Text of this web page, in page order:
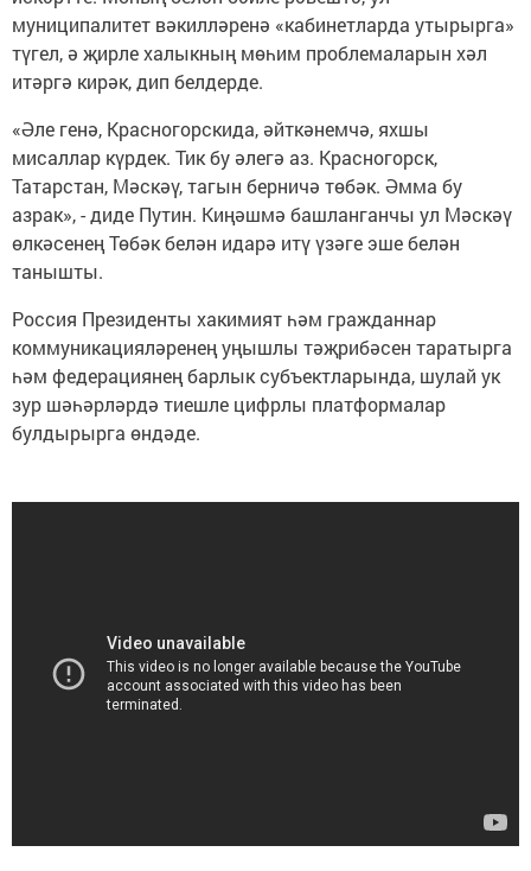
муниципалитет вәкилләренә «кабинетларда утырырга»
түгел, ә җирле халыкның мөһим проблемаларын хәл
итәргә кирәк, дип белдерде.
«Әле генә, Красногорскида, әйткәнемчә, яхшы
мисаллар күрдек. Тик бу әлегә аз. Красногорск,
Татарстан, Мәскәү, тагын берничә төбәк. Әмма бу
азрак», - диде Путин. Киңәшмә башланганчы ул Мәскәү
өлкәсенең Төбәк белән идарә итү үзәге эше белән
танышты.
Россия Президенты хакимият һәм гражданнар
коммуникацияләренең уңышлы тәҗрибәсен таратырга
һәм федерациянең барлык субъектларында, шулай ук
зур шәһәрләрдә тиешле цифрлы платформалар
булдырырга өндәде.